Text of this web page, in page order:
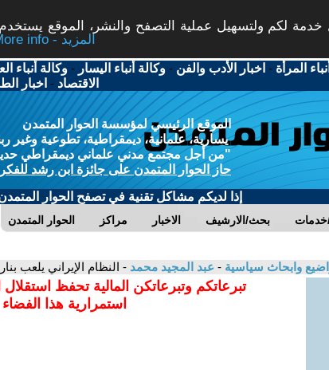
خدمة لكم ولتسهيل عملية التصفح والنشر، الموقع
More info - المزيد
المرأة - اخبار الأدب والفن -وكالة أنباء اليسار -وكالة أنباء
الاقتصاد - اخبار
الموقع الرئيسي لمؤسسة الحوار المتمدن
يسارية، علمانية، ديمقراطية، تطوعية وغير
"من أجل مجتمع مدني علماني ديمقراطي حديث
حاز الحوار المتمدن على جائزة ابن رشد للفكر
إذا لديكم مشاكل تقنية في تصفح الحوار
الحوار المتمدن مراكز الاخبار بحث/الارشيف خدمات
وابحاث سياسية - عبد المجيد محمد - النظام الإيراني يلعب
تبرعاتكم وتبرعاتكن المالية تحفظ
استمرارية هذا